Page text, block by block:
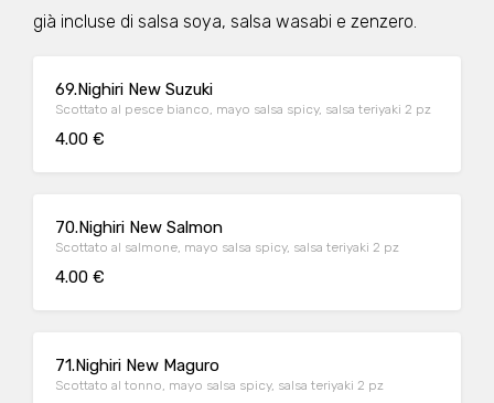
già incluse di salsa soya, salsa wasabi e zenzero.
69.Nighiri New Suzuki
Scottato al pesce bianco, mayo salsa spicy, salsa teriyaki 2 pz
4.00 €
70.Nighiri New Salmon
Scottato al salmone, mayo salsa spicy, salsa teriyaki 2 pz
4.00 €
71.Nighiri New Maguro
Scottato al tonno, mayo salsa spicy, salsa teriyaki 2 pz